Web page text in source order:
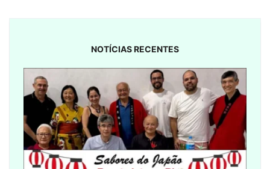
NOTÍCIAS RECENTES